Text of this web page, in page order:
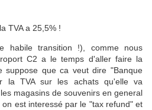
TVA a 25,5% !
habile transition !), comme nous
C2 a le temps d'aller faire la
suppose que ca veut dire "Banque
la TVA sur les achats qu'elle va
magasins de souvenirs en general
est interessé par le "tax refund" et